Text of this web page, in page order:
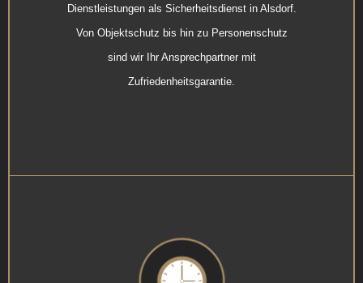
Dienstleistungen als Sicherheitsdienst in Alsdorf.
Von Objektschutz bis hin zu Personenschutz
sind wir Ihr Ansprechpartner mit
Zufriedenheitsgarantie.